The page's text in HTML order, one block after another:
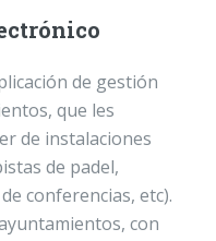
de gestión
que les
de instalaciones
de padel,
conferencias, etc).
con